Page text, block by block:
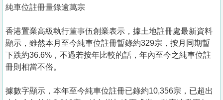
純車位註冊量錄逾萬宗
香港置業高級執行董事伍創業表示，據土地註冊處最新資料
顯示，雖然本月至今純車位註冊暫錄約329宗，按月同期暫
下跌約36.6%，不過若按年比較的話，年內至今之純車位註
冊則相當不俗。
據數字顯示，本年至今純車位註冊已錄約10,356宗，已超出